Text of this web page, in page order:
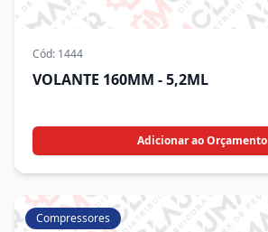
Cód: 1444
VOLANTE 160MM - 5,2ML
Adicionar ao Orçamento
Compressores